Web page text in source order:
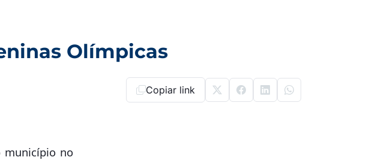
Olímpicas
Copiar link
município no